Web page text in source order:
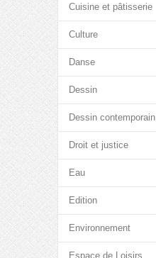
Cuisine et pâtisserie
Culture
Danse
Dessin
Dessin contemporain
Droit et justice
Eau
Edition
Environnement
Espace de Loisirs